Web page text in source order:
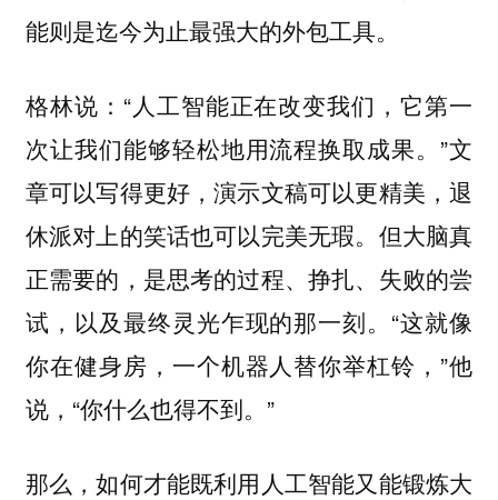
能则是迄今为止最强大的外包工具。
格林说：“人工智能正在改变我们，它第一
次让我们能够轻松地用流程换取成果。”文
章可以写得更好，演示文稿可以更精美，退
休派对上的笑话也可以完美无瑕。但大脑真
正需要的，是思考的过程、挣扎、失败的尝
试，以及最终灵光乍现的那一刻。“这就像
你在健身房，一个机器人替你举杠铃，”他
说，“你什么也得不到。”
那么，如何才能既利用人工智能又能锻炼大